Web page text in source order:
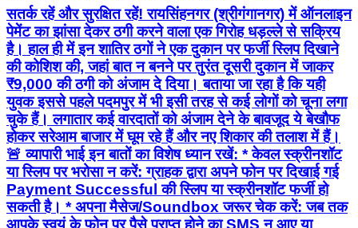
सतर्क रहें और सुरक्षित रहें! रायसिंहनगर (श्रीगंगानगर) में ऑनलाइन
पेमेंट का झांसा देकर ठगी करने वाला एक गिरोह धड़ल्ले से सक्रिय
है। हाल ही में इन शातिर ठगों ने एक दुकान पर फर्जी स्लिप दिखाने
की कोशिश की, जहां बात न बनने पर तुरंत दूसरी दुकान में जाकर
₹9,000 की ठगी को अंजाम दे दिया। बताया जा रहा है कि यही
युवक इससे पहले पदमपुर में भी इसी तरह से कई लोगों को चूना लगा
चुके हैं। लगातार कई वारदातों को अंजाम देने के बावजूद ये बेखौफ
होकर सरेआम बाजार में घूम रहे हैं और नए शिकार की तलाश में हैं।
🚨 व्यापारी भाई इन बातों का विशेष ध्यान रखें: * केवल स्क्रीनशॉट
या स्लिप पर भरोसा न करें: ग्राहक द्वारा अपने फोन पर दिखाई गई
Payment Successful की स्लिप या स्क्रीनशॉट फर्जी हो
सकती है। * अपना मैसेज/Soundbox जरूर चेक करें: जब तक
आपके स्वयं के फोन पर पैसे प्राप्त होने का SMS न आए या